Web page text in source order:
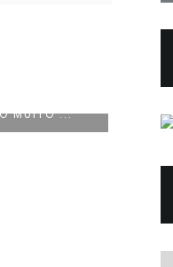
MUITO ...